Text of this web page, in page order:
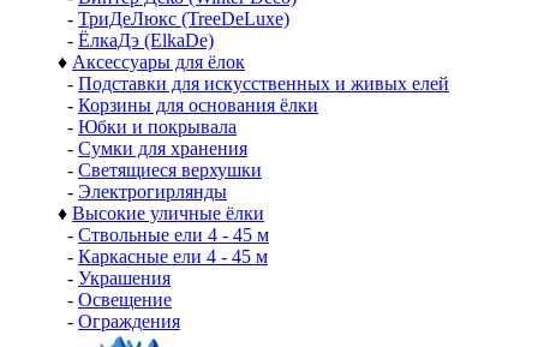
- ТриДеЛюкс (TreeDeLuxe)
- ЁлкаДэ (ElkaDe)
♦ Аксессуары для ёлок
- Подставки для искусственных и живых елей
- Корзины для основания ёлки
- Юбки и покрывала
- Сумки для хранения
- Светящиеся верхушки
- Электрогирлянды
♦ Высокие уличные ёлки
- Ствольные ели 4 - 45 м
- Каркасные ели 4 - 45 м
- Украшения
- Освещение
- Ограждения